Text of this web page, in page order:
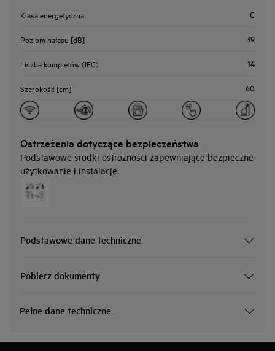
Klasa energetyczna C
Poziom hałasu [dB] 39
Liczba kompletów (IEC) 14
Szerokość [cm] 60
Ostrzeżenia dotyczące bezpieczeństwa
Podstawowe środki ostrożności zapewniające bezpieczne
użytkowanie i instalację.
Podstawowe dane techniczne
Pobierz dokumenty
Pełne dane techniczne